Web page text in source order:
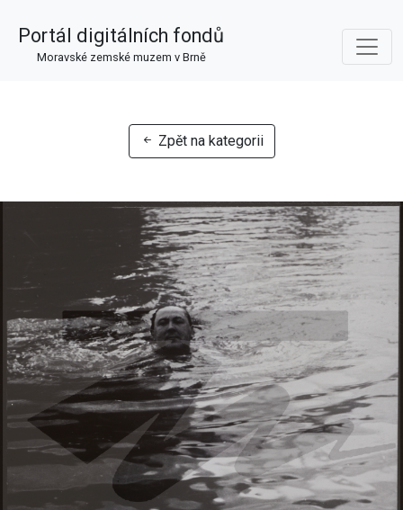
Portál digitálních fondů
Moravské zemské muzem v Brně
Zpět na kategorii